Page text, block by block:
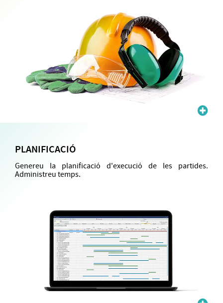
PLANIFICACIÓ
Genereu la planificació d'execució de les partides.
Administreu temps.